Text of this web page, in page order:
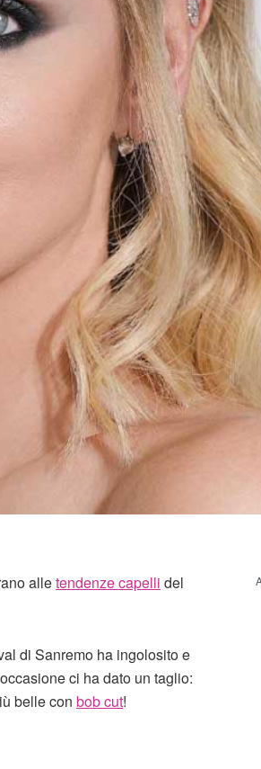
alletendenze capelli del
di Sanremo ha ingolosito e
ci ha dato un taglio:
belle con bob cut!